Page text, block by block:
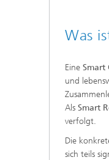
Was
Eine Smart
und
Als Smart
verfolgt.
Die
sich teils